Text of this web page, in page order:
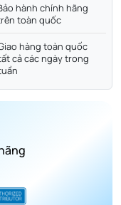
hành chính hãng
toàn quốc
hàng toàn quốc
cả các ngày trong